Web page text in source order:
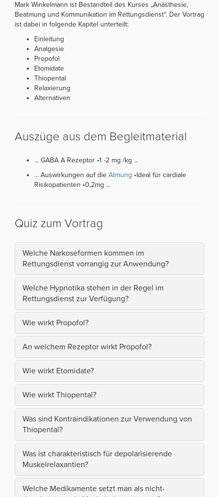
Mark Winkelmann ist Bestandteil des Kurses „Anästhesie,
Beatmung und Kommunikation im Rettungsdienst“. Der Vortrag
ist dabei in folgende Kapitel unterteilt:
Einleitung
Analgesie
Propofol
Etomidate
Thiopental
Relaxierung
Alternativen
Auszüge aus dem Begleitmaterial
... GABA A Rezeptor •1 -2 mg /kg ...
... Auswirkungen auf die Atmung •Ideal für cardiale
Risikopatienten •0,2mg ...
Quiz zum Vortrag
Welche Narkoseformen kommen im
Rettungsdienst vorrangig zur Anwendung?
Welche Hypnotika stehen in der Regel im
Rettungsdienst zur Verfügung?
Wie wirkt Propofol?
An welchem Rezeptor wirkt Propofol?
Wie wirkt Etomidate?
Wie wirkt Thiopental?
Was sind Kontraindikationen zur Verwendung von
Thiopental?
Was ist charakteristisch für depolarisierende
Muskelrelaxantien?
Welche Medikamente setzt man als nicht-